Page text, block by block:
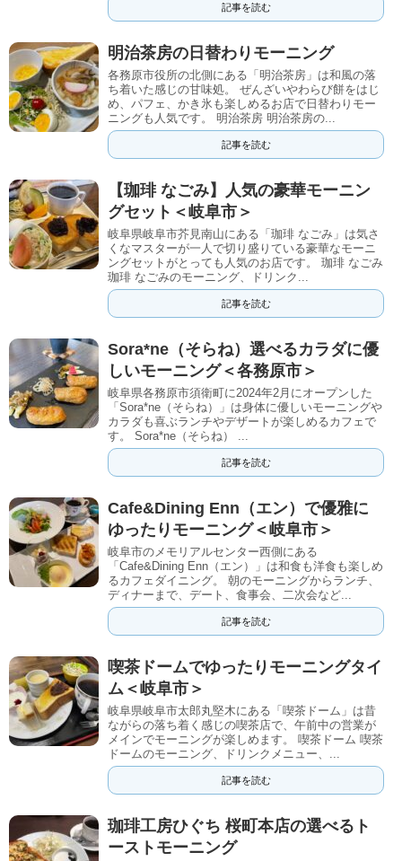
記事を読む
明治茶房の日替わりモーニング
各務原市役所の北側にある「明治茶房」は和風の落
ち着いた感じの甘味処。 ぜんざいやわらび餅をはじ
め、パフェ、かき氷も楽しめるお店で日替わりモー
ニングも人気です。 明治茶房 明治茶房の...
記事を読む
【珈琲 なごみ】人気の豪華モーニン
グセット＜岐阜市＞
岐阜県岐阜市芥見南山にある「珈琲 なごみ」は気さ
くなマスターが一人で切り盛りている豪華なモーニ
ングセットがとっても人気のお店です。 珈琲 なごみ
珈琲 なごみのモーニング、ドリンク...
記事を読む
Sora*ne（そらね）選べるカラダに優
しいモーニング＜各務原市＞
岐阜県各務原市須衛町に2024年2月にオープンした
「Sora*ne（そらね）」は身体に優しいモーニングや
カラダも喜ぶランチやデザートが楽しめるカフェで
す。 Sora*ne（そらね） ...
記事を読む
Cafe&Dining Enn（エン）で優雅に
ゆったりモーニング＜岐阜市＞
岐阜市のメモリアルセンター西側にある
「Cafe&Dining Enn（エン）」は和食も洋食も楽しめ
るカフェダイニング。 朝のモーニングからランチ、
ディナーまで、デート、食事会、二次会など...
記事を読む
喫茶ドームでゆったりモーニングタイ
ム＜岐阜市＞
岐阜県岐阜市太郎丸堅木にある「喫茶ドーム」は昔
ながらの落ち着く感じの喫茶店で、午前中の営業が
メインでモーニングが楽しめます。 喫茶ドーム 喫茶
ドームのモーニング、ドリンクメニュー、...
記事を読む
珈琲工房ひぐち 桜町本店の選べるト
ーストモーニング